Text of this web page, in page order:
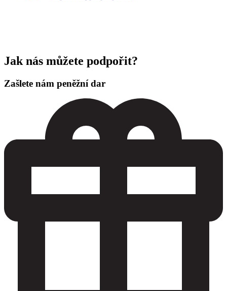
Jak nás můžete podpořit?
Zašlete nám peněžní dar